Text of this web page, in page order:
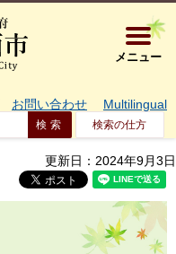
大阪府箕
メニュー
お問い合わせ Multilingual
検索の仕方
更新日：2024年9月3日